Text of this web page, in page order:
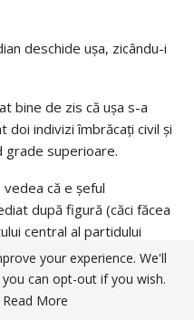
deschide uşa, zicându-i
bine de zis că uşa s-a
doi indivizi îmbrăcaţi civil şi
grade superioare.
că e şeful
după figură (căci făcea
central al partidului
atârnate peste tot).
evreu.
your experience. We'll
can opt-out if you wish.
Read More